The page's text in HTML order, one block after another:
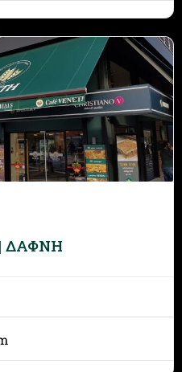
| ΔΑΦΝΗ